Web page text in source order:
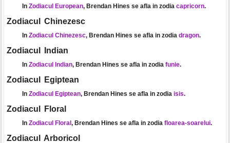
In Zodiacul European, Brendan Hines se afla in zodia capricorn.
Zodiacul Chinezesc
In Zodiacul Chinezesc, Brendan Hines se afla in zodia dragon.
Zodiacul Indian
In Zodiacul Indian, Brendan Hines se afla in zodia funie.
Zodiacul Egiptean
In Zodiacul Egiptean, Brendan Hines se afla in zodia isis.
Zodiacul Floral
In Zodiacul Floral, Brendan Hines se afla in zodia floarea-soarelui.
Zodiacul Arboricol